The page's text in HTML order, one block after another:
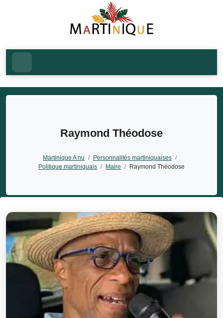
Raymond Théodose
Martinique A nu / Personnalités martiniquaises /
Politique martiniquais / Maire / Raymond Théodose